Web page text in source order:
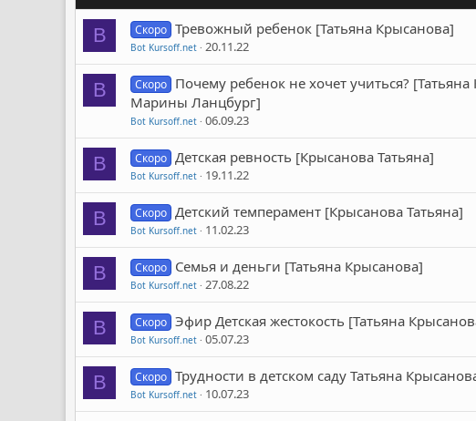
B Скоро Тревожный ребенок [Татьяна Крысанова]
Bot Kursoff.net 20.11.22
B Скоро Почему ребенок не хочет учиться?
Марины Ланцбург]
Bot Kursoff.net 06.09.23
B Скоро Детская ревность [Крысанова Татьяна]
Bot Kursoff.net 19.11.22
B Скоро Детский темперамент [Крысанова Татьяна]
Bot Kursoff.net 11.02.23
B Скоро Семья и деньги [Татьяна Крысанова]
Bot Kursoff.net 27.08.22
B Скоро Эфир Детская жестокость [Татьяна
Bot Kursoff.net 05.07.23
B Скоро Трудности в детском саду Татьяна
Bot Kursoff.net 10.07.23